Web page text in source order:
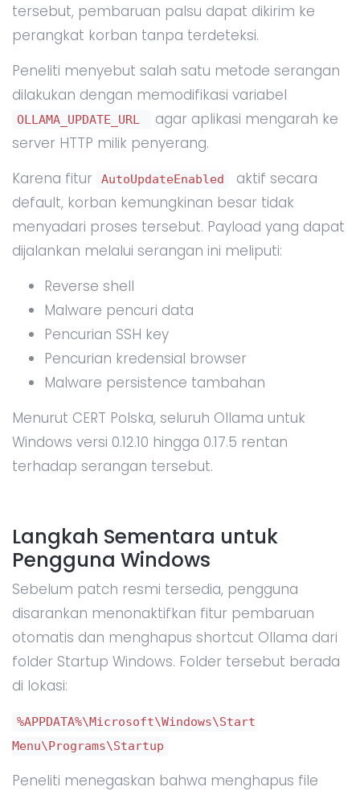
tersebut, pembaruan palsu dapat dikirim ke
perangkat korban tanpa terdeteksi.
Peneliti menyebut salah satu metode serangan
dilakukan dengan memodifikasi variabel
OLLAMA_UPDATE_URL
agar aplikasi mengarah ke
server HTTP milik penyerang.
Karena fitur
AutoUpdateEnabled
aktif secara
default, korban kemungkinan besar tidak
menyadari proses tersebut. Payload yang dapat
dijalankan melalui serangan ini meliputi:
Reverse shell
Malware pencuri data
Pencurian SSH key
Pencurian kredensial browser
Malware persistence tambahan
Menurut CERT Polska, seluruh Ollama untuk
Windows versi 0.12.10 hingga 0.17.5 rentan
terhadap serangan tersebut.
Langkah Sementara untuk
Pengguna Windows
Sebelum patch resmi tersedia, pengguna
disarankan menonaktifkan fitur pembaruan
otomatis dan menghapus shortcut Ollama dari
folder Startup Windows. Folder tersebut berada
di lokasi:
%APPDATA%\Microsoft\Windows\Start
Menu\Programs\Startup
Peneliti menegaskan bahwa menghapus file